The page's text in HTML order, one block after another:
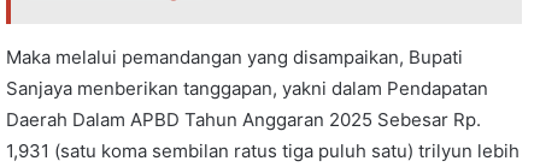
Maka melalui pemandangan yang disampaikan, Bupati
Sanjaya menberikan tanggapan, yakni dalam Pendapatan
Daerah Dalam APBD Tahun Anggaran 2025 Sebesar Rp.
1,931 (satu koma sembilan ratus tiga puluh satu) trilyun lebih